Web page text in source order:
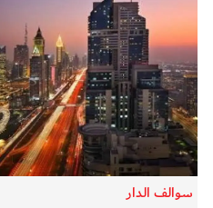
سوالف الدار